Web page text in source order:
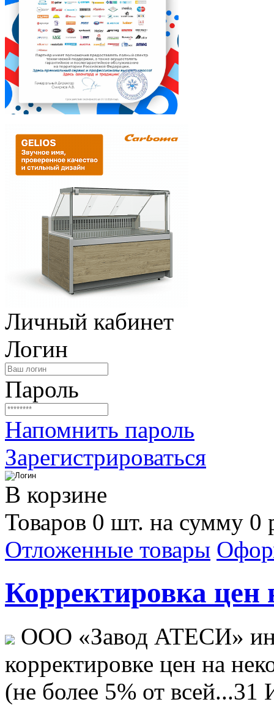
Личный кабинет
Логин
Пароль
Напомнить пароль
Зарегистрироваться
В корзине
Товаров 0 шт. на сумму 0
Отложенные товары
Корректировка цен
ООО «Завод АТЕСИ»
корректировке цен на
(не более 5% от всей...31